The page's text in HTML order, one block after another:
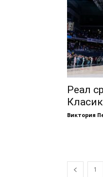
Реал
Виктория
1